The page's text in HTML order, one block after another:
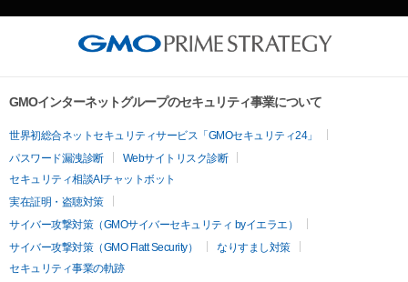
GMOインターネットグループのセキュリティ事業について
世界初総合ネットセキュリティサービス「GMOセキュリティ24」
パスワード漏洩診断
Webサイトリスク診断
セキュリティ相談AIチャットボット
実在証明・盗聴対策
サイバー攻撃対策（GMOサイバーセキュリティ byイエラエ）
サイバー攻撃対策（GMO Flatt Security）
なりすまし対策
セキュリティ事業の軌跡